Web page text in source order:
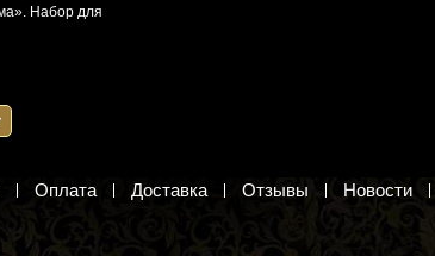
Набор для
Оплата Доставка Отзывы Новости